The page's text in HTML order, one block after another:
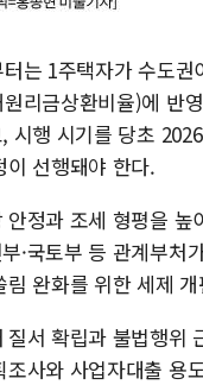
는 1주택자가 수도
원리금상환비율)에 반
시행 시기를 당초
선행돼야 한다.
안정과 조세 형평을
·국토부 등 관계부
림 완화를 위한 세제
질서 확립과 불법행위
조사와 사업자대출 용